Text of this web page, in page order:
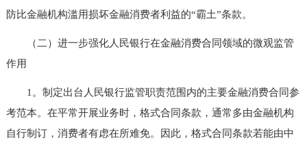
防比金融机构滥用损坏金融消费者利益的“霸土”条款。
（二）进一步强化人民银行在金融消费合同领域的微观监管
作用
1。制定出台人民银行监管职责范围内的主要金融消费合同参
考范本。在平常开展业务时，格式合同条款，通常多由金融机构
自行制订，消费者有虑在所难免。因此，格式合同条款若能由中